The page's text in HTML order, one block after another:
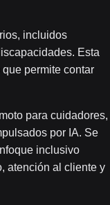
incluidos
Esta
permite contar
para cuidadores,
​​por IA. Se
inclusivo
atención al cliente y